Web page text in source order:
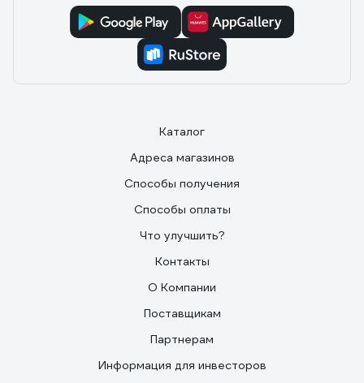
Каталог
Адреса магазинов
Способы получения
Способы оплаты
Что улучшить?
Контакты
О Компании
Поставщикам
Партнерам
Информация для инвесторов